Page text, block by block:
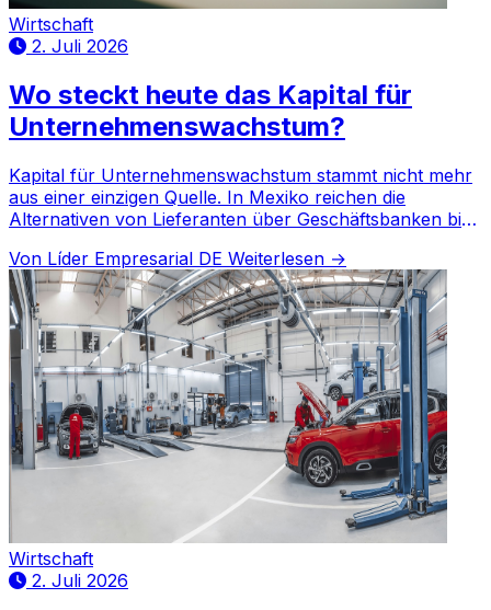
Wirtschaft
2. Juli 2026
Wo steckt heute das Kapital für
Unternehmenswachstum?
Kapital für Unternehmenswachstum stammt nicht mehr
aus einer einzigen Quelle. In Mexiko reichen die
Alternativen von Lieferanten über Geschäftsbanken bis
Von Líder Empresarial DE Weiterlesen →
Wirtschaft
2. Juli 2026